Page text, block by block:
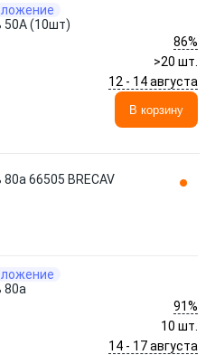
50A (10шт)
86%
>20 шт.
12 - 14 августа
В корзину
66505 BRECAV
80а
91%
10 шт.
14 - 17 августа